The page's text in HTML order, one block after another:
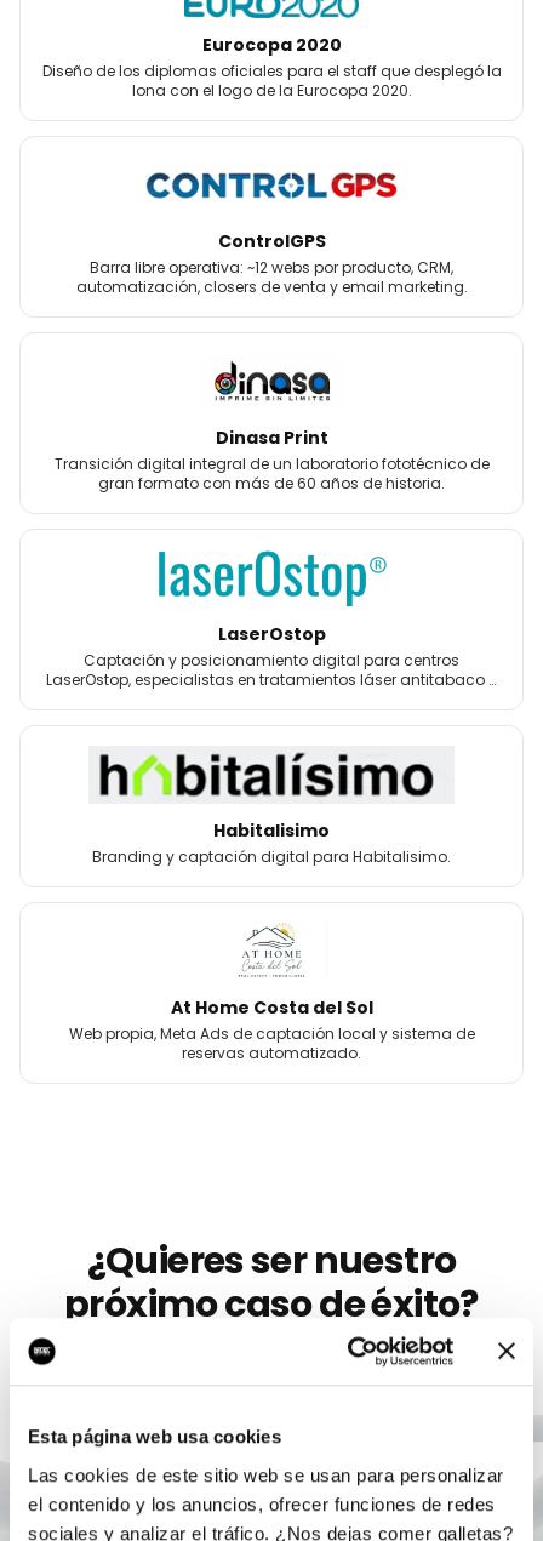
Esta página web usa cookies
Las cookies de este sitio web se usan para personalizar
el contenido y los anuncios, ofrecer funciones de redes
sociales y analizar el tráfico. ¿Nos dejas comer galletas?
Eurocopa 2020
Diseño de los diplomas oficiales para el staff que desplegó la
lona con el logo de la Eurocopa 2020.
ControlGPS
Barra libre operativa: ~12 webs por producto, CRM,
automatización, closers de venta y email marketing.
Dinasa Print
Transición digital integral de un laboratorio fototécnico de
gran formato con más de 60 años de historia.
LaserOstop
Captación y posicionamiento digital para centros
LaserOstop, especialistas en tratamientos láser antitabaco y
Habitalisimo
Branding y captación digital para Habitalisimo.
At Home Costa del Sol
Web propia, Meta Ads de captación local y sistema de
reservas automatizado.
¿Quieres ser nuestro
próximo caso de éxito?
Llevamos más de 10 años ayudando aartistas
como
Treze Monosa crecer con marketing digital serio. Sin
Agendar auditoría gratis